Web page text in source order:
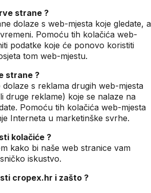
strane ?
dolaze s web-mjesta koje gledate, a
Pomoću tih kolačića web-
podatke koje će ponovo koristiti
tom web-mjestu.
strane ?
s reklama drugih web-mjesta
druge reklame) koje se nalaze na
Pomoću tih kolačića web-mjesta
Interneta u marketinške svrhe.
kolačiće ?
kako bi naše web stranice vam
iskustvo.
cropex.hr i zašto ?